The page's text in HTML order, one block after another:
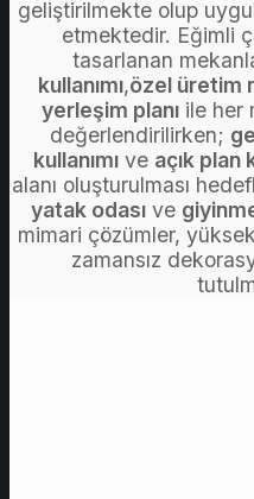
geliştirilmekte olup
etmektedir. Eğimli
tasarlanan
kullanımı,özel üretim
yerleşim planıile her
değerlendirilirken;
kullanımı ve açık plan
alanı oluşturulması
yatak odası ve
mimari çözümler,
zamansız